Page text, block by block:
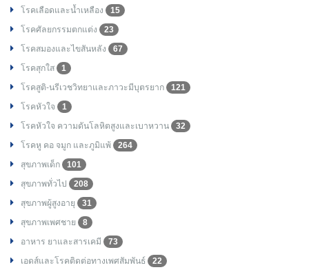
โรคเลือดและน้ำเหลือง
15
โรคศัลยกรรมตกแต่ง
23
โรคสมองและไขสันหลัง
67
โรคสุกใส
1
โรคสูติ-นรีเวชวิทยาและภาวะมีบุตรยาก
121
โรคหัวใจ
1
โรคหัวใจ ความดันโลหิตสูงและเบาหวาน
32
โรคหู คอ จมูก และภูมิแพ้
264
สุขภาพเด็ก
101
สุขภาพทั่วไป
208
สุขภาพผู้สูงอายุ
31
สุขภาพเพศชาย
8
อาหาร ยาและสารเคมี
73
เอดส์และโรคติดต่อทางเพศสัมพันธ์
22